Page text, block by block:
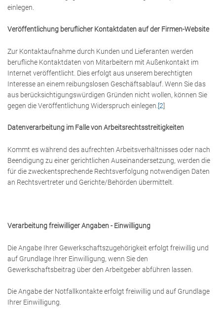
einlegen.
Veröffentlichung beruflicher Kontaktdaten auf der Firmen-Website
Zur Kontaktaufnahme durch Kunden und Lieferanten werden
berufliche Kontaktdaten von Mitarbeitern mit Außenkontakt im
Internet veröffentlicht. Dies erfolgt aus unserem berechtigten
Interesse an einem reibungslosen Geschäftsablauf. Wenn Sie das
aus berücksichtigungswürdigen Gründen nicht wollen, können Sie
gegen die Veröffentlichung Widerspruch einlegen. [2]
Datenverarbeitung im Falle von Arbeitsrechtsstreitigkeiten
Kommt es während des aufrechten Arbeitsverhältnisses oder nach
Beendigung zu einer gerichtlichen Auseinandersetzung, werden die
für die zweckentsprechende Rechtsverfolgung notwendigen Daten
an Rechtsvertreter und Gerichte/Behörden übermittelt.
Verarbeitung freiwilliger Angaben - Einwilligung
Die Angabe Ihrer Gewerkschaftszugehörigkeit erfolgt freiwillig und
auf Grundlage Ihrer Einwilligung, wenn Sie den
Gewerkschaftsbeitrag über den Arbeitgeber abführen lassen.
Die Angabe der Notfallkontakte erfolgt freiwillig und auf Grundlage
Ihrer Einwilligung.